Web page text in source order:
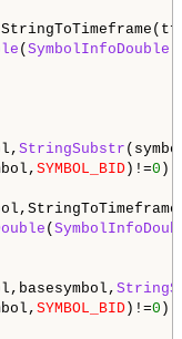
( SymbolInfoDouble
StringSubstr
SYMBOL_BID )!=0 )
(
SYMBOL_BID )!=0 )